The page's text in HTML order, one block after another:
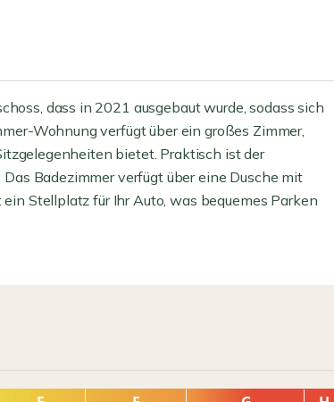
dass in 2021 ausgebaut wurde, sodass sich
Wohnung verfügt über ein großes Zimmer,
bietet. Praktisch ist der
Badezimmer verfügt über eine Dusche mit
Stellplatz für Ihr Auto, was bequemes Parken